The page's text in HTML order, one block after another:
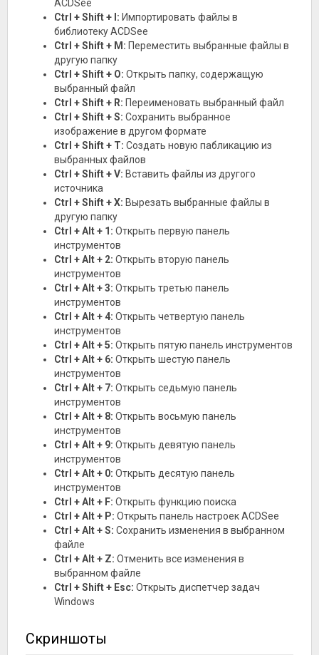
ACDSee
Ctrl + Shift + I: Импортировать файлы в
библиотеку ACDSee
Ctrl + Shift + M: Переместить выбранные файлы в
другую папку
Ctrl + Shift + O: Открыть папку, содержащую
выбранный файл
Ctrl + Shift + R: Переименовать выбранный файл
Ctrl + Shift + S: Сохранить выбранное
изображение в другом формате
Ctrl + Shift + T: Создать новую пабликацию из
выбранных файлов
Ctrl + Shift + V: Вставить файлы из другого
источника
Ctrl + Shift + X: Вырезать выбранные файлы в
другую папку
Ctrl + Alt + 1: Открыть первую панель
инструментов
Ctrl + Alt + 2: Открыть вторую панель
инструментов
Ctrl + Alt + 3: Открыть третью панель
инструментов
Ctrl + Alt + 4: Открыть четвертую панель
инструментов
Ctrl + Alt + 5: Открыть пятую панель инструментов
Ctrl + Alt + 6: Открыть шестую панель
инструментов
Ctrl + Alt + 7: Открыть седьмую панель
инструментов
Ctrl + Alt + 8: Открыть восьмую панель
инструментов
Ctrl + Alt + 9: Открыть девятую панель
инструментов
Ctrl + Alt + 0: Открыть десятую панель
инструментов
Ctrl + Alt + F: Открыть функцию поиска
Ctrl + Alt + P: Открыть панель настроек ACDSee
Ctrl + Alt + S: Сохранить изменения в выбранном
файле
Ctrl + Alt + Z: Отменить все изменения в
выбранном файле
Ctrl + Shift + Esc: Открыть диспетчер задач
Windows
Скриншоты